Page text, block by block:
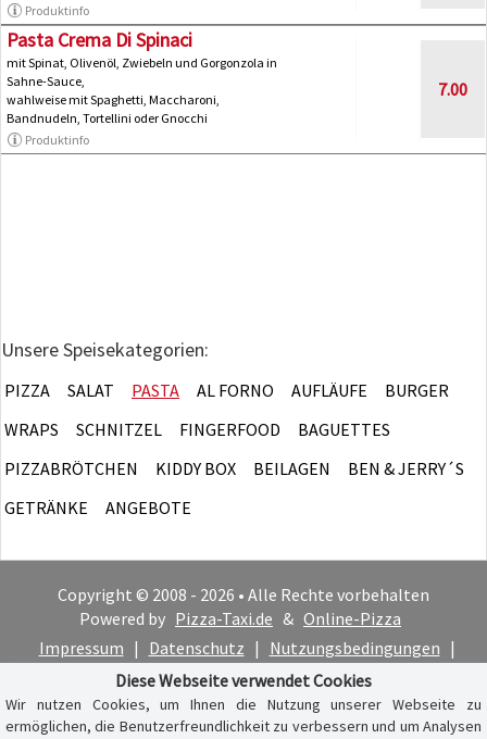
Produktinfo
Pasta Crema Di Spinaci
mit Spinat, Olivenöl, Zwiebeln und Gorgonzola in
Sahne-Sauce,
wahlweise mit Spaghetti, Maccharoni,
Bandnudeln, Tortellini oder Gnocchi
Produktinfo
7.00
Unsere Speisekategorien:
PIZZA SALAT PASTA AL FORNO AUFLÄUFE
BURGER
WRAPS
SCHNITZEL FINGERFOOD
BAGUETTES
PIZZABRÖTCHEN
KIDDY BOX BEILAGEN
BEN & JERRY´S
GETRÄNKE
ANGEBOTE
Copyright © 2008 - 2026 • Alle Rechte vorbehalten
Powered by Pizza-Taxi.de & Online-Pizza
Impressum | Datenschutz | Nutzungsbedingungen |
Cookie-Hinweis
Diese Webseite verwendet Cookies
Wir nutzen Cookies, um Ihnen die Nutzung unserer Webseite zu
ermöglichen, die Benutzerfreundlichkeit zu verbessern und um Analysen